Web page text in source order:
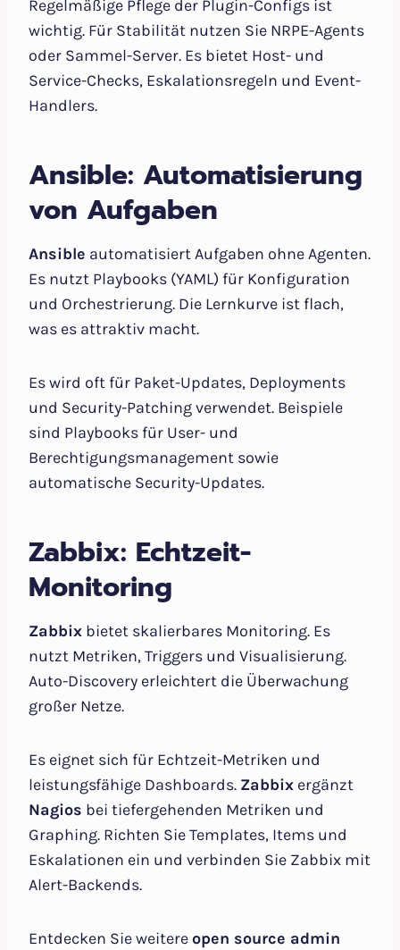
Regelmäßige Pflege der Plugin-Configs ist
wichtig. Für Stabilität nutzen Sie NRPE-Agents
oder Sammel-Server. Es bietet Host- und
Service-Checks, Eskalationsregeln und Event-
Handlers.
Ansible: Automatisierung
von Aufgaben
Ansible automatisiert Aufgaben ohne Agenten.
Es nutzt Playbooks (YAML) für Konfiguration
und Orchestrierung. Die Lernkurve ist flach,
was es attraktiv macht.
Es wird oft für Paket-Updates, Deployments
und Security-Patching verwendet. Beispiele
sind Playbooks für User- und
Berechtigungsmanagement sowie
automatische Security-Updates.
Zabbix: Echtzeit-
Monitoring
Zabbix bietet skalierbares Monitoring. Es
nutzt Metriken, Triggers und Visualisierung.
Auto-Discovery erleichtert die Überwachung
großer Netze.
Es eignet sich für Echtzeit-Metriken und
leistungsfähige Dashboards. Zabbix ergänzt
Nagios bei tiefergehenden Metriken und
Graphing. Richten Sie Templates, Items und
Eskalationen ein und verbinden Sie Zabbix mit
Alert-Backends.
Entdecken Sie weitereopen source admin